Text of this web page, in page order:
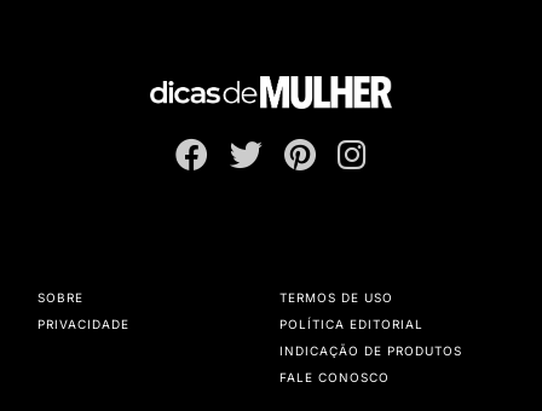
SOBRE
PRIVACIDADE
TERMOS DE USO
POLÍTICA EDITORIAL
INDICAÇÃO DE PRODUTOS
FALE CONOSCO